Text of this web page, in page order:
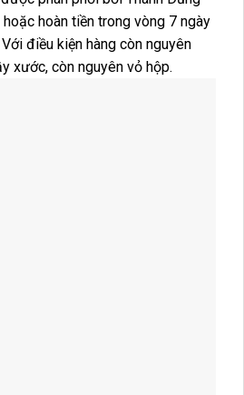
hoàn tiền trong vòng 7 ngày
điều kiện hàng còn nguyên
xước, còn nguyên vỏ hộp.